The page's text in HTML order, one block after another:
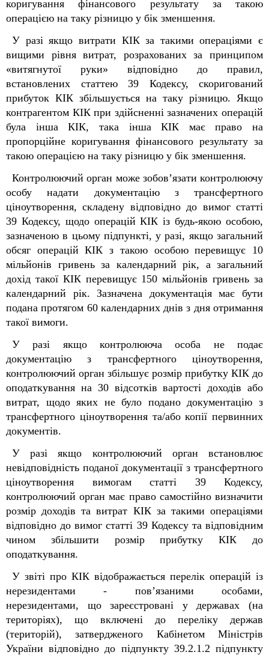
коригування фінансового результату за такою
операцією на таку різницю у бік зменшення.
У разі якщо витрати КІК за такими операціями є
вищими рівня витрат, розрахованих за принципом
«витягнутої руки» відповідно до правил,
встановлених статтею 39 Кодексу, скоригований
прибуток КІК збільшується на таку різницю. Якщо
контрагентом КІК при здійсненні зазначених операцій
була інша КІК, така інша КІК має право на
пропорційне коригування фінансового результату за
такою операцією на таку різницю у бік зменшення.
Контролюючий орган може зобов’язати контролюючу
особу надати документацію з трансфертного
ціноутворення, складену відповідно до вимог статті
39 Кодексу, щодо операцій КІК із будь-якою особою,
зазначеною в цьому підпункті, у разі, якщо загальний
обсяг операцій КІК з такою особою перевищує 10
мільйонів гривень за календарний рік, а загальний
дохід такої КІК перевищує 150 мільйонів гривень за
календарний рік. Зазначена документація має бути
подана протягом 60 календарних днів з дня отримання
такої вимоги.
У разі якщо контролююча особа не подає
документацію з трансфертного ціноутворення,
контролюючий орган збільшує розмір прибутку КІК до
оподаткування на 30 відсотків вартості доходів або
витрат, щодо яких не було подано документацію з
трансфертного ціноутворення та/або копії первинних
документів.
У разі якщо контролюючий орган встановлює
невідповідність поданої документації з трансфертного
ціноутворення вимогам статті 39 Кодексу,
контролюючий орган має право самостійно визначити
розмір доходів та витрат КІК за такими операціями
відповідно до вимог статті 39 Кодексу та відповідним
чином збільшити розмір прибутку КІК до
оподаткування.
У звіті про КІК відображається перелік операцій із
нерезидентами - пов’язаними особами,
нерезидентами, що зареєстровані у державах (на
територіях), що включені до переліку держав
(територій), затвердженого Кабінетом Міністрів
України відповідно до підпункту 39.2.1.2 підпункту